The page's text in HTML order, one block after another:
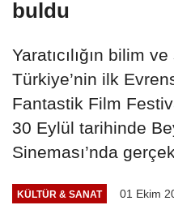
buldu
Yaratıcılığın bilim
Türkiye’nin ilk
Fantastik Film
30 Eylül tarihinde
Sineması’nda
KÜLTÜR & SANAT 01 Ekim